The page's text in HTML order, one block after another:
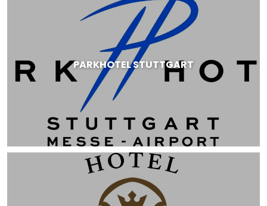
PARKHOTEL STUTTGART